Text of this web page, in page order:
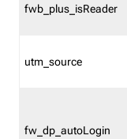
fwb_plus_isReader
utm_source
fw_dp_autoLogin